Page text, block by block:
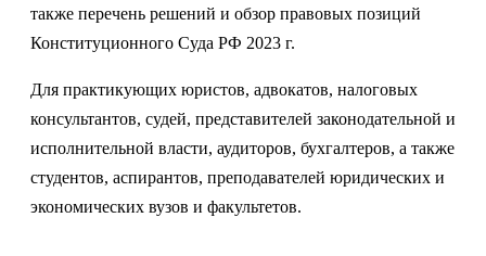
также перечень решений и обзор правовых позиций
Конституционного Суда РФ 2023 г.
Для практикующих юристов, адвокатов, налоговых
консультантов, судей, представителей законодательной и
исполнительной власти, аудиторов, бухгалтеров, а также
студентов, аспирантов, преподавателей юридических и
экономических вузов и факультетов.